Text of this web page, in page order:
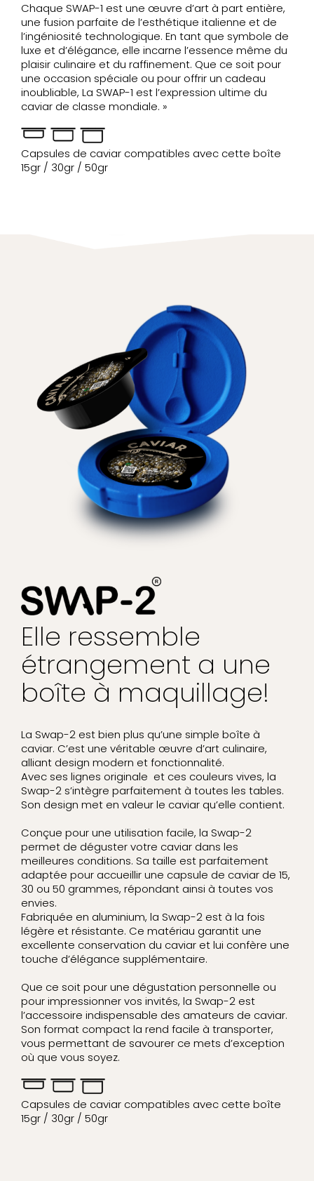
Chaque SWAP-1 est une œuvre d’art à part entière,
une fusion parfaite de l’esthétique italienne et de
l’ingéniosité technologique. En tant que symbole de
luxe et d’élégance, elle incarne l’essence même du
plaisir culinaire et du raffinement. Que ce soit pour
une occasion spéciale ou pour offrir un cadeau
inoubliable, La SWAP-1 est l’expression ultime du
caviar de classe mondiale. »
Capsules de caviar compatibles avec cette boîte
15gr / 30gr / 50gr
Elle ressemble
étrangement a une
boîte à maquillage!
La Swap-2 est bien plus qu’une simple boîte à
caviar. C’est une véritable œuvre d’art culinaire,
alliant design modern et fonctionnalité.
Avec ses lignes originale et ces couleurs vives, la
Swap-2 s’intègre parfaitement à toutes les tables.
Son design met en valeur le caviar qu’elle contient.
Conçue pour une utilisation facile, la Swap-2
permet de déguster votre caviar dans les
meilleures conditions. Sa taille est parfaitement
adaptée pour accueillir une capsule de caviar de 15,
30 ou 50 grammes, répondant ainsi à toutes vos
envies.
Fabriquée en aluminium, la Swap-2 est à la fois
légère et résistante. Ce matériau garantit une
excellente conservation du caviar et lui confère une
touche d’élégance supplémentaire.
Que ce soit pour une dégustation personnelle ou
pour impressionner vos invités, la Swap-2 est
l’accessoire indispensable des amateurs de caviar.
Son format compact la rend facile à transporter,
vous permettant de savourer ce mets d’exception
où que vous soyez.
Capsules de caviar compatibles avec cette boîte
15gr / 30gr / 50gr